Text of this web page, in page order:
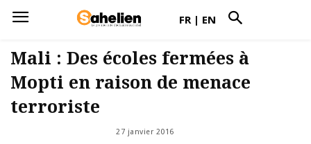
FR | EN
Mali : Des écoles fermées à
Mopti en raison de menace
terroriste
27 janvier 2016